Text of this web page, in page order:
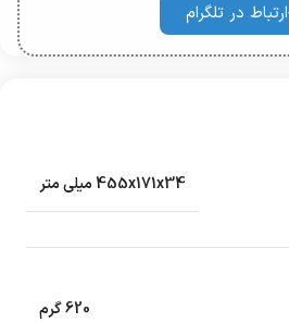
ارتباط در تلگرام
455x171x34 میلی متر
620 گرم